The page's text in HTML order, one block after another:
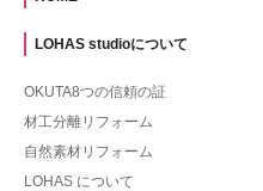
LOHAS studioについて
OKUTA8つの信頼の証
材工分離リフォーム
自然素材リフォーム
LOHAS について